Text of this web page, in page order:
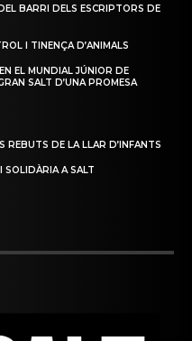
BARRI DELS ESCRIPTORS DE
I TINENÇA D’ANIMALS
EL MUNDIAL JÚNIOR DE
SALT D’UNA PROMESA
REBUTS DE LA LLAR D’INFANTS
SOLIDÀRIA A SALT